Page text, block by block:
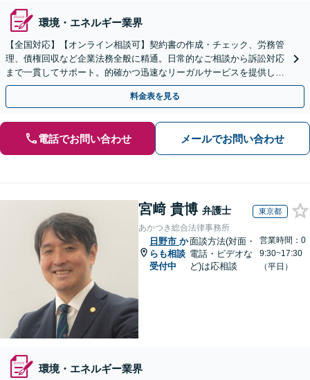
環境・エネルギー業界
【全国対応】【オンライン相談可】契約書の作成・チェック、労務管
理、債権回収など企業法務全般に精通。日常的なご相談から訴訟対応
まで一貫してサポート。的確かつ迅速なリーガルサービスを提供しま
す。【初回相談無料】【休日・夜間相談可】
料金表を見る
電話でお問い合わせ メールでお問い合わせ
宮﨑 貴博 弁護士 東京都
あかつき総合法律事務所
日野市 か
らも相談
受付中
面談方法(対面・
電話・ビデオな
ど)は応相談
営業時間：0
9:30~17:30
（平日）
環境・エネルギー業界